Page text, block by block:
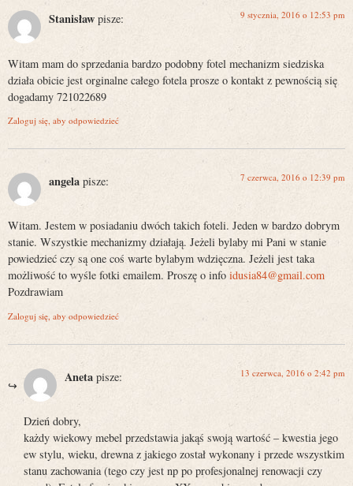
Stanisław pisze: 9 stycznia, 2016 o 12:53 pm
Witam mam do sprzedania bardzo podobny fotel mechanizm siedziska
działa obicie jest orginalne całego fotela prosze o kontakt z pewnością się
dogadamy 721022689
Zaloguj się, aby odpowiedzieć
angela pisze: 7 czerwca, 2016 o 12:39 pm
Witam. Jestem w posiadaniu dwóch takich foteli. Jeden w bardzo dobrym
stanie. Wszystkie mechanizmy działają. Jeżeli bylaby mi Pani w stanie
powiedzieć czy są one coś warte bylabym wdzięczna. Jeżeli jest taka
możliwość to wyśle fotki emailem. Proszę o info idusia84@gmail.com
Pozdrawiam
Zaloguj się, aby odpowiedzieć
Aneta pisze: 13 czerwca, 2016 o 2:42 pm
Dzień dobry,
każdy wiekowy mebel przedstawia jakąś swoją wartość – kwestia jego
ew stylu, wieku, drewna z jakiego został wykonany i przede wszystkim
stanu zachowania (tego czy jest np po profesjonalnej renowacji czy